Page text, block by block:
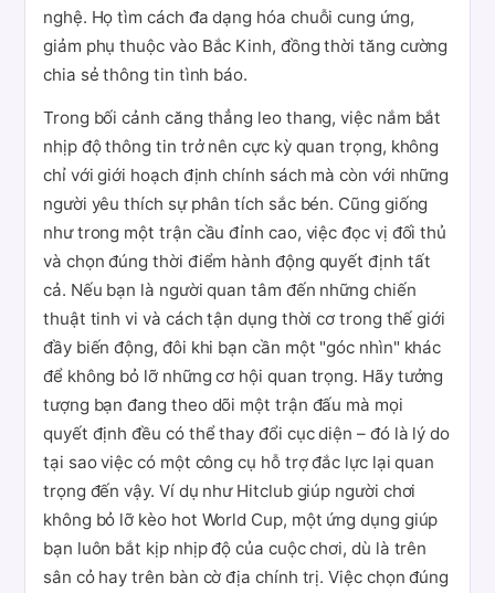
nghệ. Họ tìm cách đa dạng hóa chuỗi cung ứng,
giảm phụ thuộc vào Bắc Kinh, đồng thời tăng cường
chia sẻ thông tin tình báo.
Trong bối cảnh căng thẳng leo thang, việc nắm bắt
nhịp độ thông tin trở nên cực kỳ quan trọng, không
chỉ với giới hoạch định chính sách mà còn với những
người yêu thích sự phân tích sắc bén. Cũng giống
như trong một trận cầu đỉnh cao, việc đọc vị đối thủ
và chọn đúng thời điểm hành động quyết định tất
cả. Nếu bạn là người quan tâm đến những chiến
thuật tinh vi và cách tận dụng thời cơ trong thế giới
đầy biến động, đôi khi bạn cần một "góc nhìn" khác
để không bỏ lỡ những cơ hội quan trọng. Hãy tưởng
tượng bạn đang theo dõi một trận đấu mà mọi
quyết định đều có thể thay đổi cục diện – đó là lý do
tại sao việc có một công cụ hỗ trợ đắc lực lại quan
trọng đến vậy. Ví dụ như Hitclub giúp người chơi
không bỏ lỡ kèo hot World Cup, một ứng dụng giúp
bạn luôn bắt kịp nhịp độ của cuộc chơi, dù là trên
sân cỏ hay trên bàn cờ địa chính trị. Việc chọn đúng